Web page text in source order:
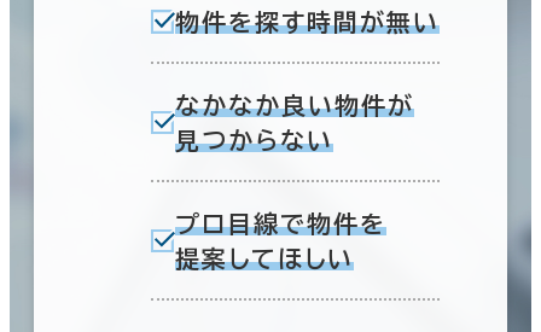
物件を探す時間が無い
なかなか良い物件が
見つからない
プロ目線で物件を
提案してほしい